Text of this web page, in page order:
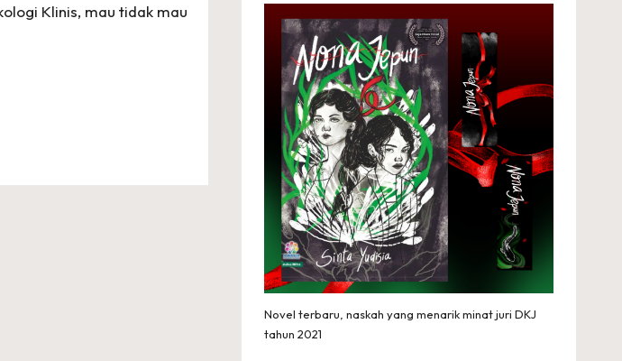
Klinis, mau tidak mau
Novel terbaru, naskah yang menarik minat juri DKJ
tahun 2021